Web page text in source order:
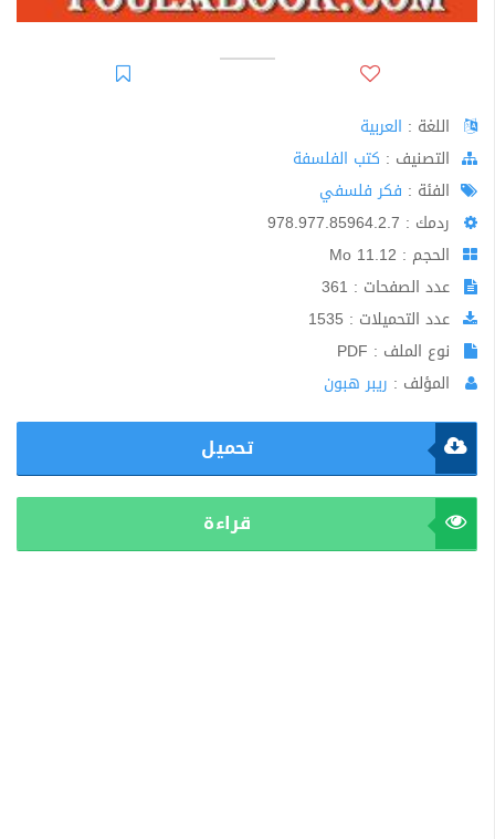
اللغة : العربية
اﻟﺘﺼﻨﻴﻒ : كتب الفلسفة
الفئة : فكر فلسفي
ردمك : 978.977.85964.2.7
الحجم : 11.12 Mo
عدد الصفحات : 361
عدد التحميلات : 1535
نوع الملف : PDF
المؤلف : ريبر هبون
تحميل
قراءة